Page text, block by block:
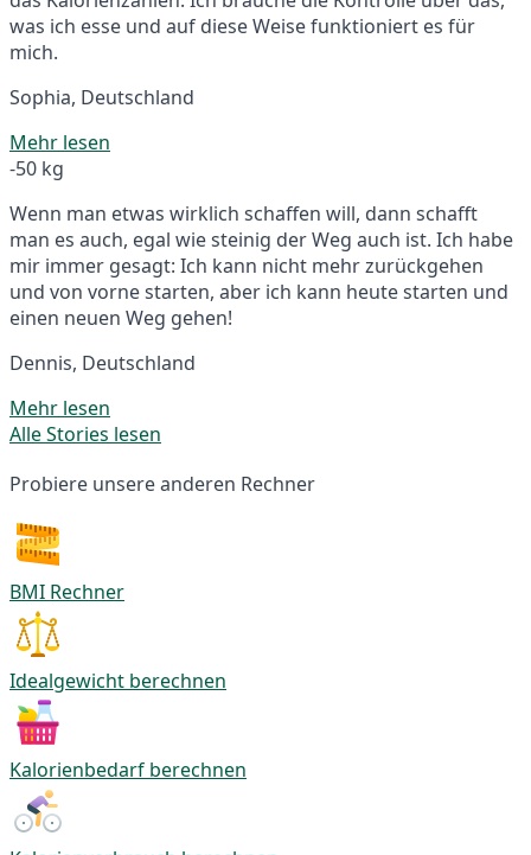
was ich esse und auf diese Weise funktioniert es für
mich.
Sophia, Deutschland
Mehr lesen
-50 kg
Wenn man etwas wirklich schaffen will, dann schafft
man es auch, egal wie steinig der Weg auch ist. Ich habe
mir immer gesagt: Ich kann nicht mehr zurückgehen
und von vorne starten, aber ich kann heute starten und
einen neuen Weg gehen!
Dennis, Deutschland
Mehr lesen
Alle Stories lesen
Probiere unsere anderen Rechner
BMI Rechner
Idealgewicht berechnen
Kalorienbedarf berechnen